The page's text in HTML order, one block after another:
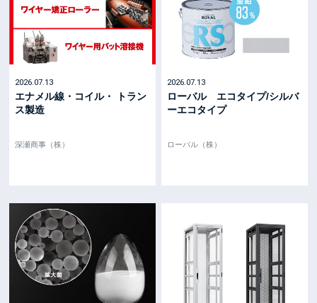
2026.07.13
エナメル線・コイル・ トラン
ス製造
深瀬商事（株）
2026.07.13
ローバル エコタイプ/シルバ
ーエコタイプ
ローバル（株）